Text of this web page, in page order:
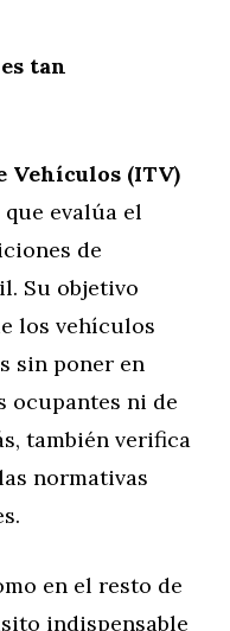
tan
Vehículos (ITV)
evalúa el
de
Su objetivo
los vehículos
sin poner en
ocupantes ni de
también verifica
normativas
en el resto de
indispensable